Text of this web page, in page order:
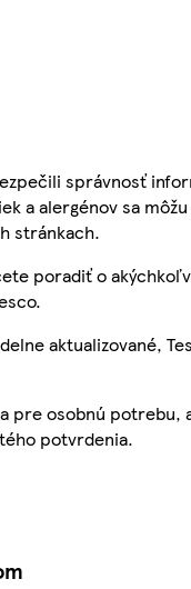
správnosť
a alergénov sa
stránkach.
poradiť o
aktualizované,
pre osobnú potrebu,
potvrdenia.